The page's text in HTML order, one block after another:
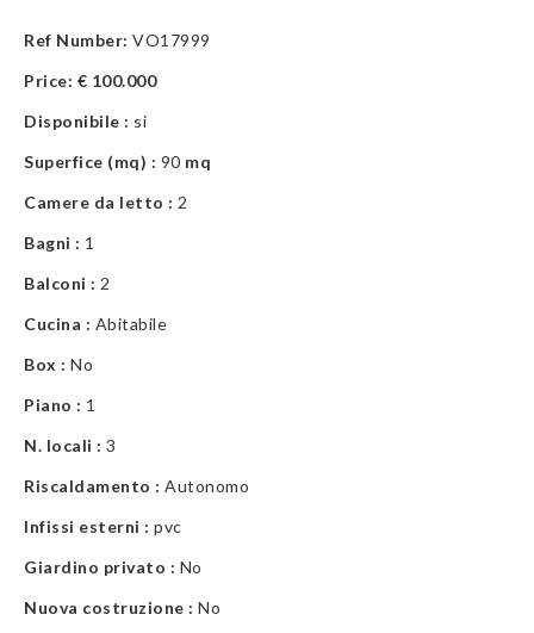
Ref Number: VO17999
Price: € 100.000
Disponibile : si
Superfice (mq) : 90 mq
Camere da letto : 2
Bagni : 1
Balconi : 2
Cucina : Abitabile
Box : No
Piano : 1
N. locali : 3
Riscaldamento : Autonomo
Infissi esterni : pvc
Giardino privato : No
Nuova costruzione : No